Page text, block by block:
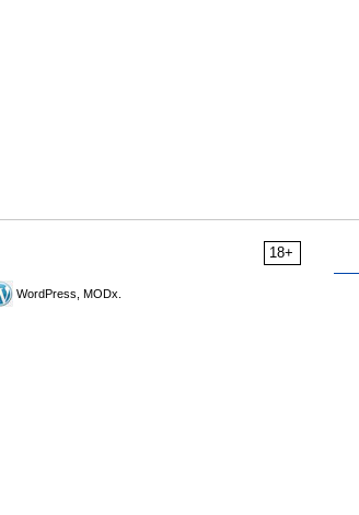
18+
WordPress, MODx.